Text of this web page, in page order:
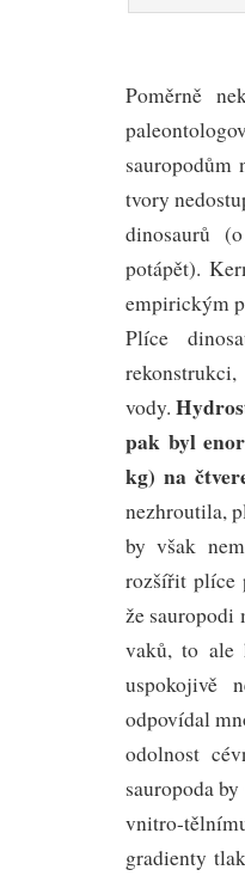
Poměrně
sauropodům
tvory
dinosaurů
potápět).
empirickým
Plíce
vody.
pak byl
kg) na
nezhroutila,
by však
rozšířit plíce
že sauropodi
vaků, to ale
uspokojivě
odpovídal
odolnost
sauropoda
vnitro-
gradienty